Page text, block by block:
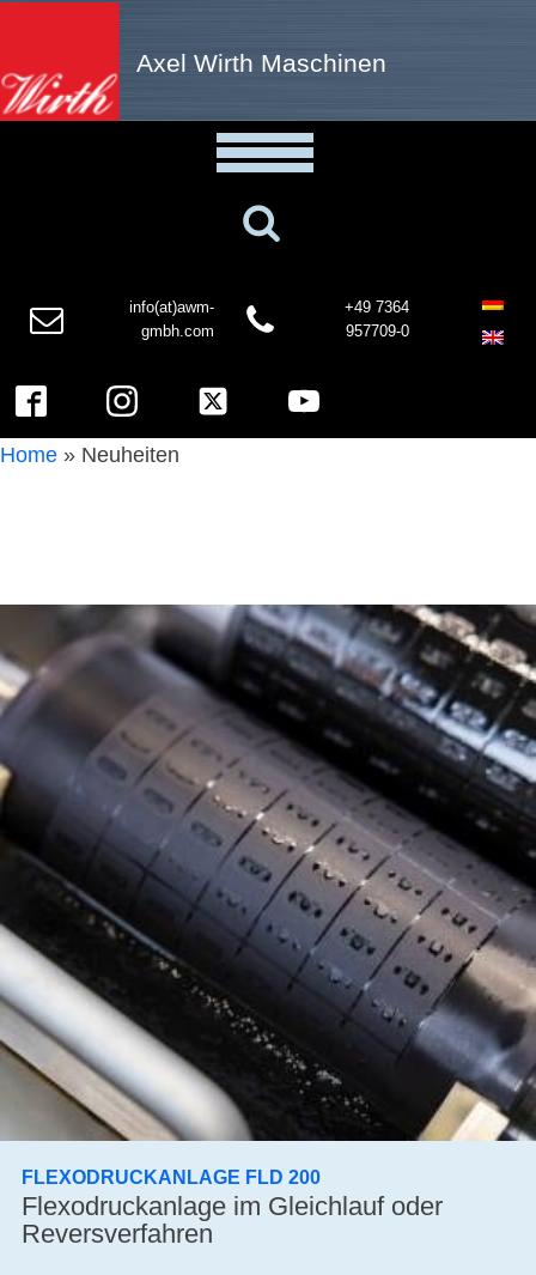
Axel Wirth Maschinen
info(at)awm-
gmbh.com
+49 7364
957709-0
Home » Neuheiten
FLEXODRUCKANLAGE FLD 200
Flexodruckanlage im Gleichlauf oder
Reversverfahren